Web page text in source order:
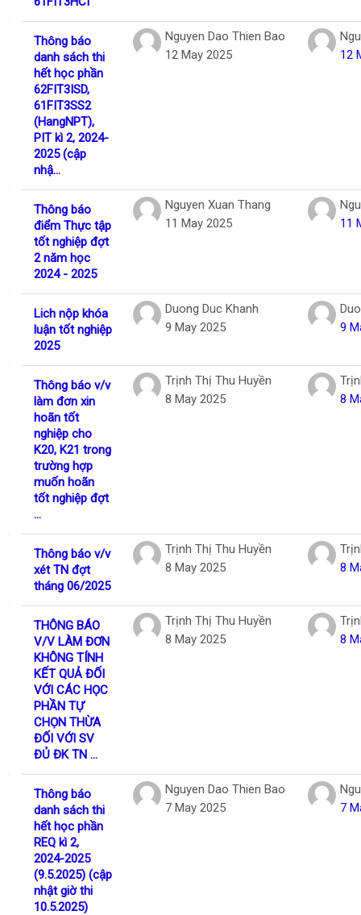
Thông báo
danh sách thi
hết học phần
62FIT3ISD,
61FIT3SS2
(HangNPT),
PIT kì 2, 2024-
2025 (cập
nhậ...
Nguyen Dao Thien Bao
12 May 2025
12
Thông báo
điểm Thực tập
tốt nghiệp đợt
2 năm học
2024 - 2025
Nguyen Xuan Thang
11 May 2025
11
Lich nộp khóa
luận tốt nghiệp
2025
Duong Duc Khanh
9 May 2025
9
Thông báo v/v
làm đơn xin
hoãn tốt
nghiệp cho
K20, K21 trong
trường hợp
muốn hoãn
tốt nghiệp đợt
...
Trịnh Thị Thu Huyền
8 May 2025
8
Thông báo v/v
xét TN đợt
tháng 06/2025
Trịnh Thị Thu Huyền
8 May 2025
8
THÔNG BÁO
V/V LÀM ĐƠN
KHÔNG TÍNH
KẾT QUẢ ĐỐI
VỚI CÁC HỌC
PHẦN TỰ
CHỌN THỪA
ĐỐI VỚI SV
ĐỦ ĐK TN ...
Trịnh Thị Thu Huyền
8 May 2025
8
Thông báo
danh sách thi
hết học phần
REQ kì 2,
2024-2025
(9.5.2025) (cập
nhật giờ thi
10.5.2025)
Nguyen Dao Thien Bao
7 May 2025
7